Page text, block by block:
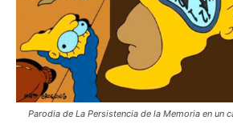
Parodia de La Persistencia de la Memoria en un